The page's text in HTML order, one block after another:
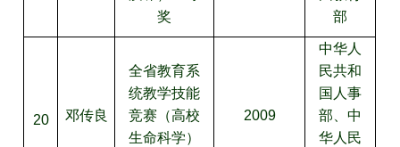
奖
部
20 邓传良
全省教育系
统教学技能
竞赛（高校
生命科学）
2009
中华人
民共和
国人事
部、中
华人民